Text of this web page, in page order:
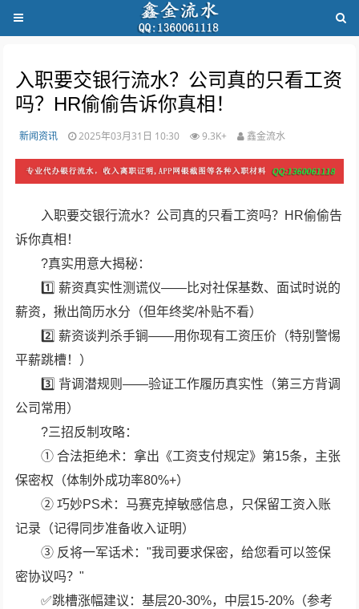
入职要交银行流水？公司真的只看工资
吗？HR偷偷告诉你真相！
新闻资讯 2025年03月31日 10:30 9.3K+ 鑫金流水
入职要交银行流水？公司真的只看工资吗？HR偷偷告
诉你真相！
?真实用意大揭秘：
1️⃣ 薪资真实性测谎仪——比对社保基数、面试时说的
薪资，揪出简历水分（但年终奖/补贴不看）
2️⃣ 薪资谈判杀手锏——用你现有工资压价（特别警惕
平薪跳槽！）
3️⃣ 背调潜规则——验证工作履历真实性（第三方背调
公司常用）
?三招反制攻略：
① 合法拒绝术：拿出《工资支付规定》第15条，主张
保密权（体制外成功率80%+）
② 巧妙PS术：马赛克掉敏感信息，只保留工资入账
记录（记得同步准备收入证明）
③ 反将一军话术："我司要求保密，给您看可以签保
密协议吗？"
✅跳槽涨幅建议：基层20-30%，中层15-20%（参考